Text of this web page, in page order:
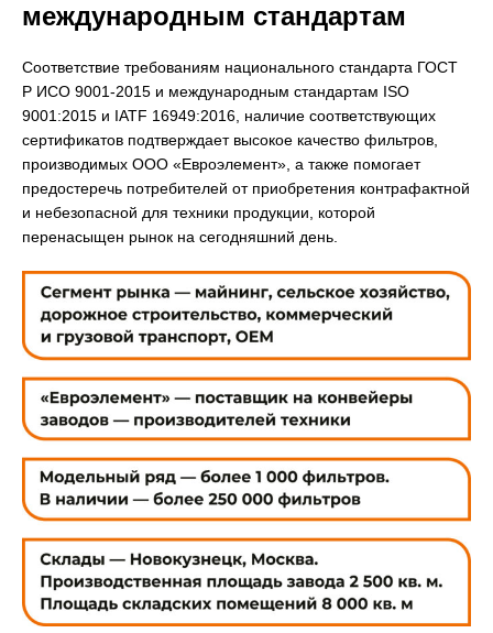
международным стандартам
Соответствие требованиям национального стандарта ГОСТ
Р ИСО 9001-2015 и международным стандартам ISO
9001:2015 и IATF 16949:2016, наличие соответствующих
сертификатов подтверждает высокое качество фильтров,
производимых ООО «Евроэлемент», а также помогает
предостеречь потребителей от приобретения контрафактной
и небезопасной для техники продукции, которой
перенасыщен рынок на сегодняшний день.